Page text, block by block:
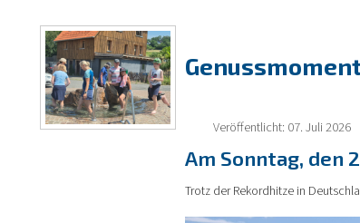
Veröffentlicht: 07. Juli 2026
Am Sonntag, den
Trotz der Rekordhitze in